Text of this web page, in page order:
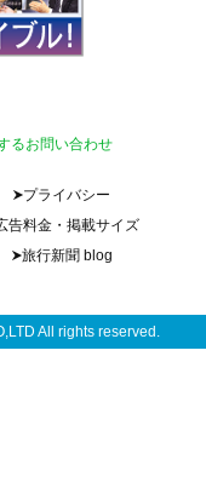
るお問い合わせ
プライバシー
告料金・掲載サイズ
旅行新聞 blog
All rights reserved.